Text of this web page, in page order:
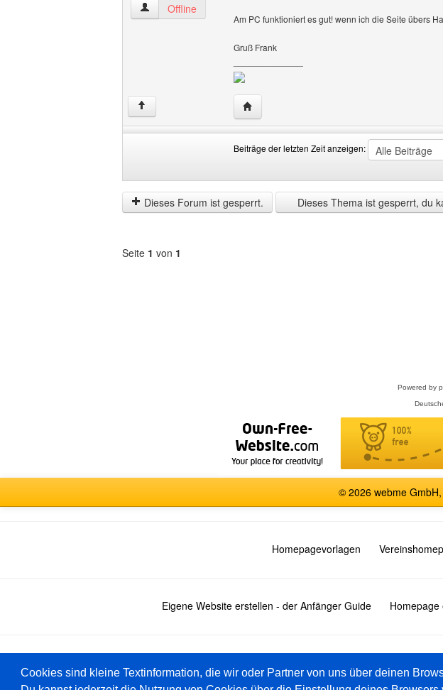
atlantis-photography Benutzer-Profile anzeigen
Offline
Am PC funktioniert es gut! wenn ich die Seite übers
Gruß Frank
↑ Website dieses Benutzers besuchen:
Beiträge der letzten Zeit anzeigen:
der
letzten
Zeit
by
Dieses Forum ist gesperrt.
Dieses Thema ist gesperrt, du
Seite 1 von 1
Powered by
© 2026 webme
Homepagevorlagen
Eigene Website erstellen - der Anfänger Guide Homepage
Cookies sind kleine Textinformation, die wir oder Partner von uns über deinen